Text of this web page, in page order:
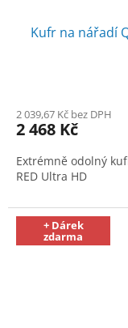
Kufr na nářadí
2 039,67 Kč bez DPH
2 468 Kč
Extrémně odolný
RED Ultra HD
+ Dárek
zdarma